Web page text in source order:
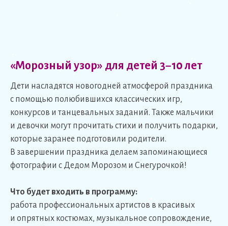
«Морозный узор» для детей 3−10 лет
Дети насладятся новогодней атмосферой праздника
с помощью полюбившихся классических игр,
конкурсов и танцевальных заданий. Также мальчики
и девочки могут прочитать стихи и получить подарки,
которые заранее подготовили родители.
В завершении праздника делаем запоминающиеся
фотографии с Дедом Морозом и Снегурочкой!
Что будет входить в программу:
работа профессиональных артистов в красивых
и опрятных костюмах, музыкальное сопровождение,